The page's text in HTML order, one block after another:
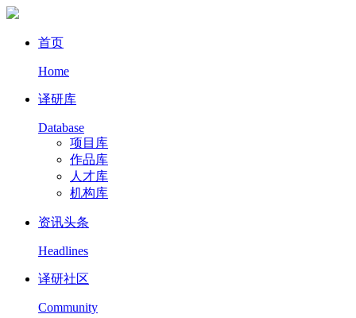
首页
Home
译研库
Database
项目库
作品库
人才库
机构库
资讯头条
Headlines
译研社区
Community